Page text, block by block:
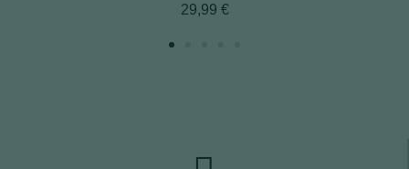
29,99 €